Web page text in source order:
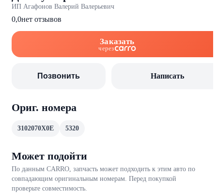
ИП Агафонов Валерий Валерьевич
0,0нет отзывов
Заказать
через
Позвонить Написать
Ориг. номера
3102070X0E 5320
Может подойти
По данным CARRO, запчасть может подходить к этим авто по
совпадающим оригинальным номерам. Перед покупкой
проверьте совместимость.